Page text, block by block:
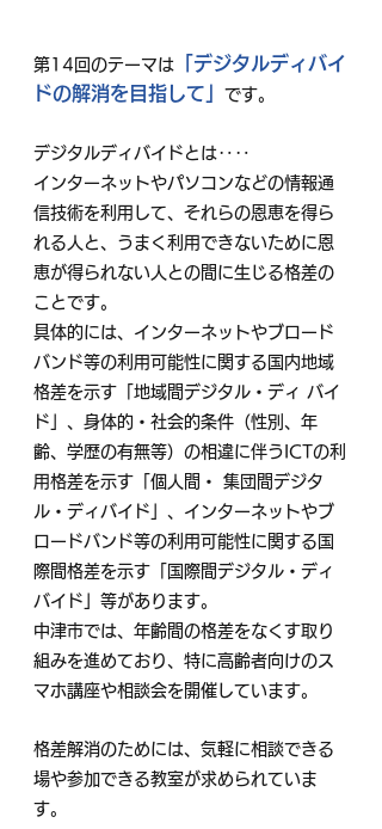
第14回のテーマは 「デジタルディバイ
ドの解消を目指して」 です。
デジタルディバイドとは‥‥
インターネットやパソコンなどの情報通
信技術を利用して、それらの恩恵を得ら
れる人と、うまく利用できないために恩
恵が得られない人との間に生じる格差の
ことです。
具体的には、インターネットやブロード
バンド等の利用可能性に関する国内地域
格差を示す「地域間デジタル・ディ バイ
ド」、身体的・社会的条件（性別、年
齢、学歴の有無等）の相違に伴うICTの利
用格差を示す「個人間・ 集団間デジタ
ル・ディバイド」、インターネットやブ
ロードバンド等の利用可能性に関する国
際間格差を示す「国際間デジタル・ディ
バイド」等があります。
中津市では、年齢間の格差をなくす取り
組みを進めており、特に高齢者向けのス
マホ講座や相談会を開催しています。
格差解消のためには、気軽に相談できる
場や参加できる教室が求められていま
す。